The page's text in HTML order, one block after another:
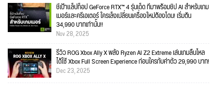
ชี้เป้าแล็ปท็อป GeForce RTX™ 4 รุ่นเด็ด ที่มาพร้อมชิป AI สำหรับเกม
เมอร์และครีเอเตอร์ ใครเล็งเปลี่ยนเครื่องใหม่ต้องโดน! เริ่มต้น
34,990 บาทเท่านั้น!!
Nov 28, 2025
รีวิว ROG Xbox Ally X พลัง Ryzen AI Z2 Extreme เล่นเกมลื่นไหล
ได้ใช้ Xbox Full Screen Experience ก่อนใครกับค่าตัว 29,990 บาท!
Dec 23, 2025